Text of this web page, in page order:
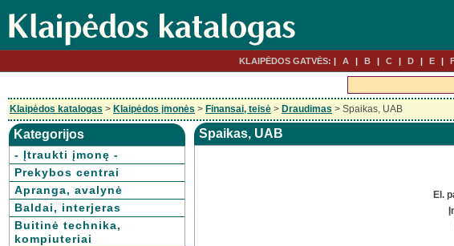
KLAIPĖDOS GATVĖS: A B C D E
Klaipėdos katalogas > Klaipėdos įmonės > Finansai, teisė > Draudimas > Spaikas, UAB
Kategorijos
- Įtraukti įmonę -
Prekybos centrai
Apranga, avalynė
Baldai, interjeras
Buitinė technika,
kompiuteriai
Spaikas, UAB
El.